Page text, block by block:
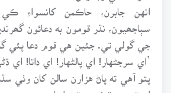
انهن جابرن، حاڪمن کانسواءِ ڪي
سٻاجھيون، نڌر قومون به دعائون
جي گولي تي. جئين هي قوم دعا پئي
’اي سرجڻهار! اي پالڻهار! اي داتا! اي
پتو آهي ته پاڻ هزارن سالن کان وٺي
اروڙ جي ٽڪرين تي اسان جي محنت